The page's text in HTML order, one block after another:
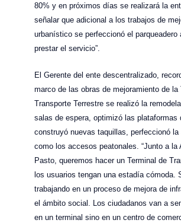
80% y en próximos días se realizará la
señalar que adicional a los trabajos de
urbanístico se perfeccionó el parqueadero
prestar el servicio”.
El Gerente del ente descentralizado,
marco de las obras de mejoramiento de la
Transporte Terrestre se realizó la
salas de espera, optimizó las plataformas
construyó nuevas taquillas, perfeccionó
como los accesos peatonales. “Junto a la
Pasto, queremos hacer un Terminal de
los usuarios tengan una estadía cómoda.
trabajando en un proceso de mejora de
el ámbito social. Los ciudadanos van a
en un terminal sino en un centro de